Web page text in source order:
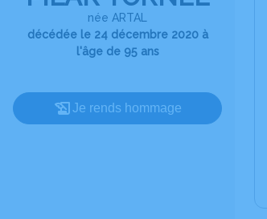
née ARTAL
décédée le 24 décembre 2020 à
l'âge de 95 ans
Je rends hommage